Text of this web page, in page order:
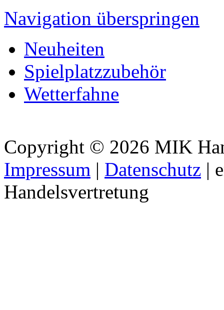
Navigation überspringen
Neuheiten
Spielplatzzubehör
Wetterfahne
Copyright © 2026 MIK
Impressum | Datenschutz |
Handelsvertretung